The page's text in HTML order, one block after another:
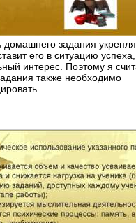
домашнего задания
его в ситуацию
интерес. Поэтому я
также необходимо